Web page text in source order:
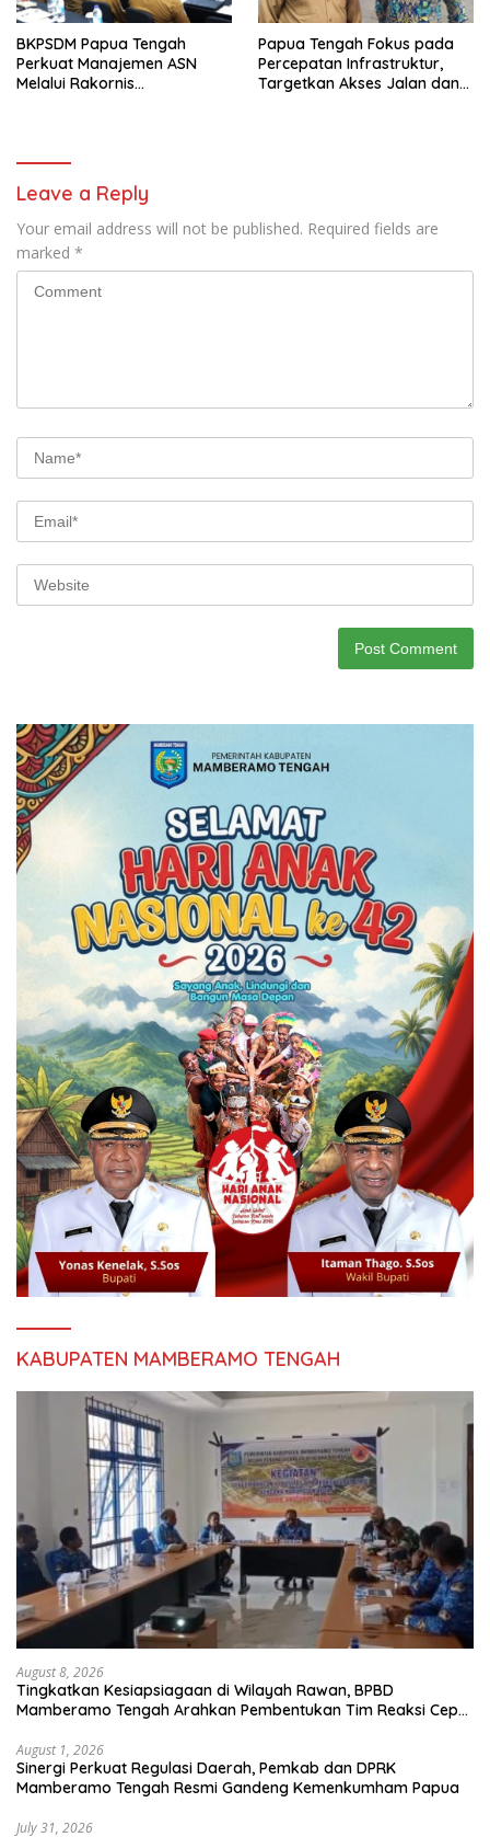
BKPSDM Papua Tengah
Perkuat Manajemen ASN
Melalui Rakornis
Papua Tengah Fokus pada
Percepatan Infrastruktur,
Targetkan Akses Jalan dan
Leave a Reply
Your email address will not be published. Required fields are
marked *
KABUPATEN MAMBERAMO TENGAH
August 8, 2026
Tingkatkan Kesiapsiagaan di Wilayah Rawan, BPBD
Mamberamo Tengah Arahkan Pembentukan Tim Reaksi Cepat
August 1, 2026
Sinergi Perkuat Regulasi Daerah, Pemkab dan DPRK
Mamberamo Tengah Resmi Gandeng Kemenkumham Papua
July 31, 2026